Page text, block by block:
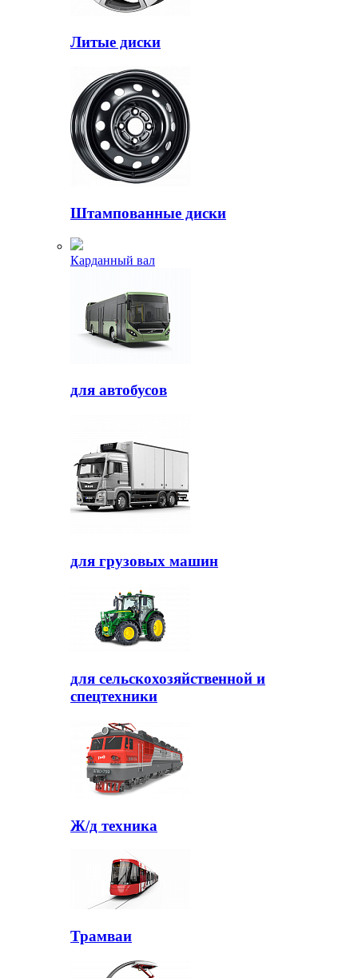
Литые диски
Штампованные диски
Карданный вал
для автобусов
для грузовых машин
для сельскохозяйственной и
спецтехники
Ж/д техника
Трамваи